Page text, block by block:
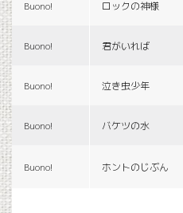
Buono! ロックの神様
Buono! 君がいれば
Buono! 泣き虫少年
Buono! バケツの水
Buono! ホントのじぶん